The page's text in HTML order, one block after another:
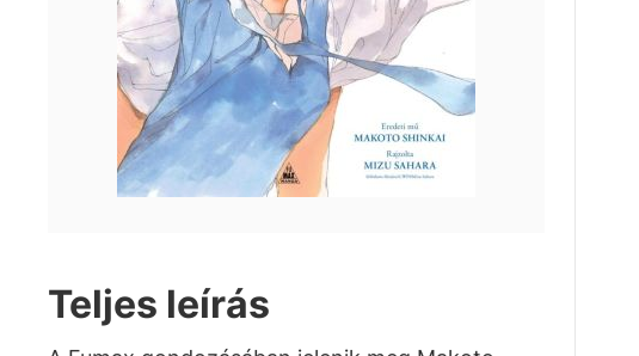
Teljes leírás